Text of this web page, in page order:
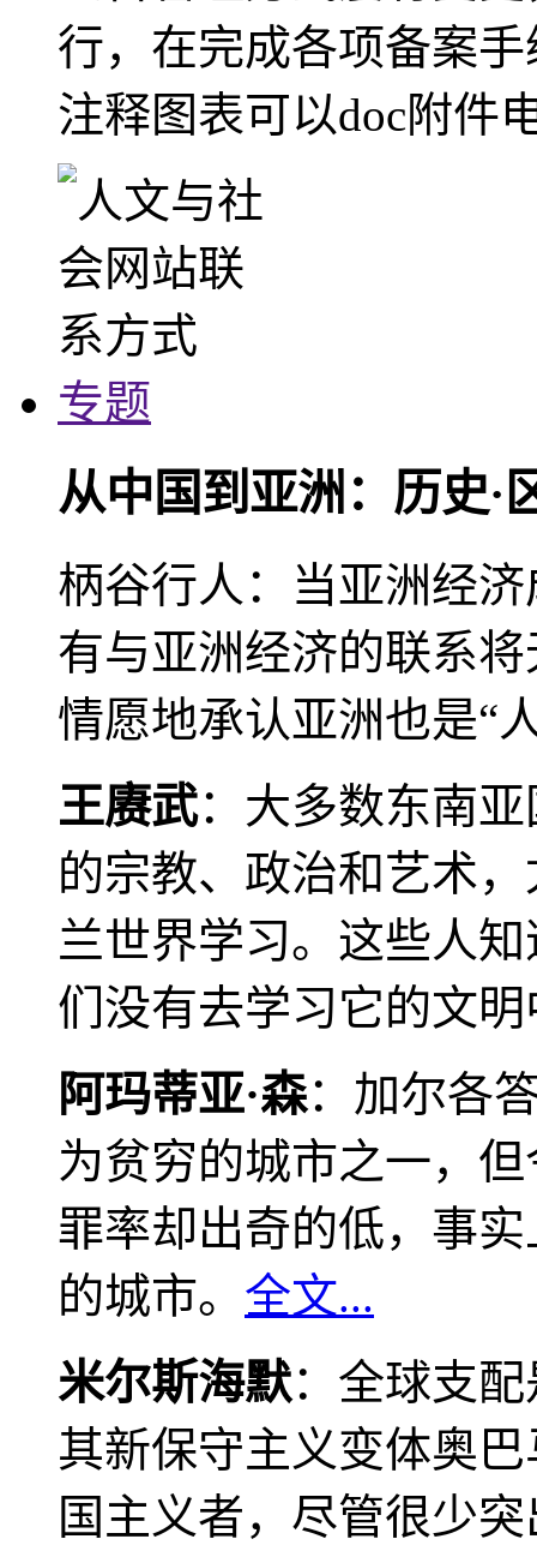
行，在完成各项备案
注释图表可以doc附件
专题
从中国到亚洲：历史·
柄谷行人：当亚洲经
有与亚洲经济的联系
情愿地承认亚洲也是“
王赓武：大多数东南
的宗教、政治和艺术
兰世界学习。这些人
们没有去学习它的文
阿玛蒂亚·森：加尔各
为贫穷的城市之一，
罪率却出奇的低，事
的城市。 全文...
米尔斯海默：全球支
其新保守主义变体奥
国主义者，尽管很少